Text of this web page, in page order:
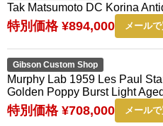
Tak Matsumoto DC Korina
特別価格 ¥894,000 メール
Gibson Custom Shop
Murphy Lab 1959 Les Paul
Golden Poppy Burst Light Aged
特別価格 ¥708,000 メール